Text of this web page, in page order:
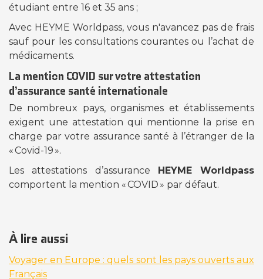
étudiant entre 16 et 35 ans ;
Avec HEYME Worldpass, vous n'avancez pas de frais
sauf pour les consultations courantes ou l’achat de
médicaments.
La mention COVID sur votre attestation
d’assurance santé internationale
De nombreux pays, organismes et établissements
exigent une attestation qui mentionne la prise en
charge par votre assurance santé à l’étranger de la
« Covid-19 ».
Les attestations d’assurance
HEYME Worldpass
comportent la mention « COVID » par défaut.
À lire aussi
Voyager en Europe : quels sont les pays ouverts aux
Français